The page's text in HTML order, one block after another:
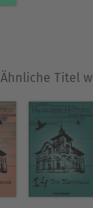
Ähnliche Titel